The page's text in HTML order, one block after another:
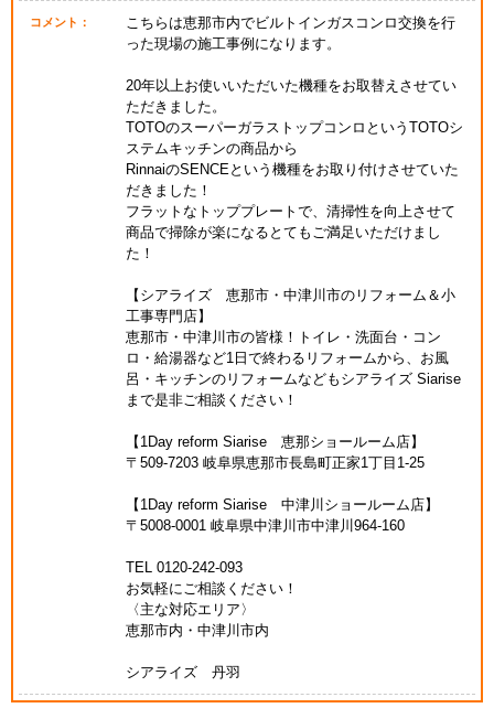
コメント：
こちらは恵那市内でビルトインガスコンロ交換を行
った現場の施工事例になります。
20年以上お使いいただいた機種をお取替えさせてい
ただきました。
TOTOのスーパーガラストップコンロというTOTOシ
ステムキッチンの商品から
RinnaiのSENCEという機種をお取り付けさせていた
だきました！
フラットなトッププレートで、清掃性を向上させて
商品で掃除が楽になるとてもご満足いただけまし
た！
【シアライズ 恵那市・中津川市のリフォーム＆小
工事専門店】
恵那市・中津川市の皆様！トイレ・洗面台・コン
ロ・給湯器など1日で終わるリフォームから、お風
呂・キッチンのリフォームなどもシアライズ Siarise
まで是非ご相談ください！
【1Day reform Siarise 恵那ショールーム店】
〒509-7203 岐阜県恵那市長島町正家1丁目1-25
【1Day reform Siarise 中津川ショールーム店】
〒5008-0001 岐阜県中津川市中津川964-160
TEL 0120-242-093
お気軽にご相談ください！
〈主な対応エリア〉
恵那市内・中津川市内
シアライズ 丹羽